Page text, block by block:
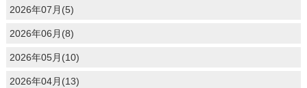
2026年07月(5)
2026年06月(8)
2026年05月(10)
2026年04月(13)